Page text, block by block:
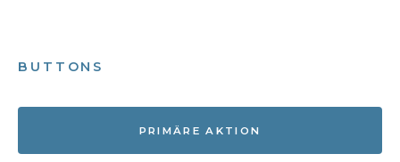
BUTTONS
PRIMÄRE AKTION